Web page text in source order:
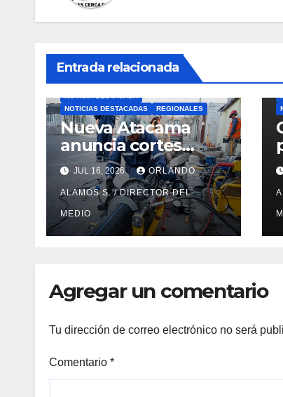
Entrada relacionada
NOTICIA DESTACADA
NOTICIAS DESTACADAS
REGIONALES
Nueva Atacama
anuncia cortes
programados de
agua potable en
Copiapó y Caldera:
revisa fechas,
horarios y sectores
JUL 16, 2026 ORLANDO
ALAMOS S. / DIRECTOR DEL
MEDIO
Agregar un comentario
Tu dirección de correo electrónico no será
Comentario *